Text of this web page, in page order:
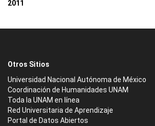
2011
Otros Sitios
Universidad Nacional Autónoma de México
Coordinación de Humanidades UNAM
Toda la UNAM en línea
Red Universitaria de Aprendizaje
Portal de Datos Abiertos